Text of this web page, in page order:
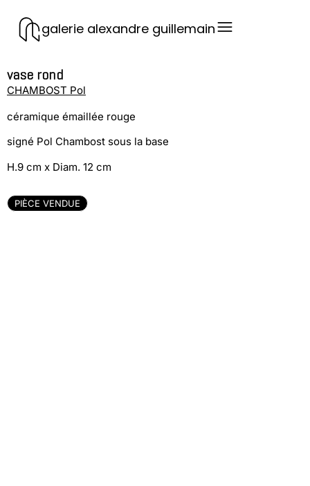
galerie alexandre guillemain
vase rond
CHAMBOST Pol
céramique émaillée rouge
signé Pol Chambost sous la base
H.9 cm x Diam. 12 cm
PIÈCE VENDUE